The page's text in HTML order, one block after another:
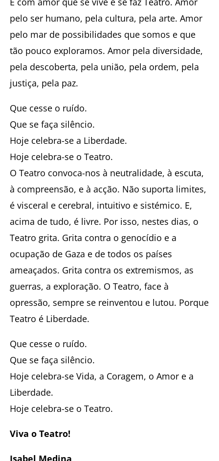
pelo ser humano, pela cultura, pela arte. Amor
pelo mar de possibilidades que somos e que
tão pouco exploramos. Amor pela diversidade,
pela descoberta, pela união, pela ordem, pela
justiça, pela paz.
Que cesse o ruído.
Que se faça silêncio.
Hoje celebra-se a Liberdade.
Hoje celebra-se o Teatro.
O Teatro convoca-nos à neutralidade, à escuta,
à compreensão, e à acção. Não suporta limites,
é visceral e cerebral, intuitivo e sistémico. E,
acima de tudo, é livre. Por isso, nestes dias, o
Teatro grita. Grita contra o genocídio e a
ocupação de Gaza e de todos os países
ameaçados. Grita contra os extremismos, as
guerras, a exploração. O Teatro, face à
opressão, sempre se reinventou e lutou. Porque
Teatro é Liberdade.
Que cesse o ruído.
Que se faça silêncio.
Hoje celebra-se Vida, a Coragem, o Amor e a
Liberdade.
Hoje celebra-se o Teatro.
Viva o Teatro!